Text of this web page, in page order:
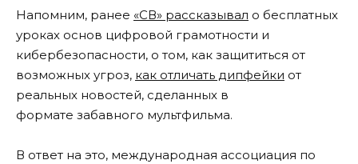
Напомним, ранее «СВ» рассказывал о бесплатных
уроках основ цифровой грамотности и
кибербезопасности, о том, как защититься от
возможных угроз, как отличать дипфейки от
реальных новостей, сделанных в
формате забавного мультфильма.
В ответ на это, международная ассоциация по